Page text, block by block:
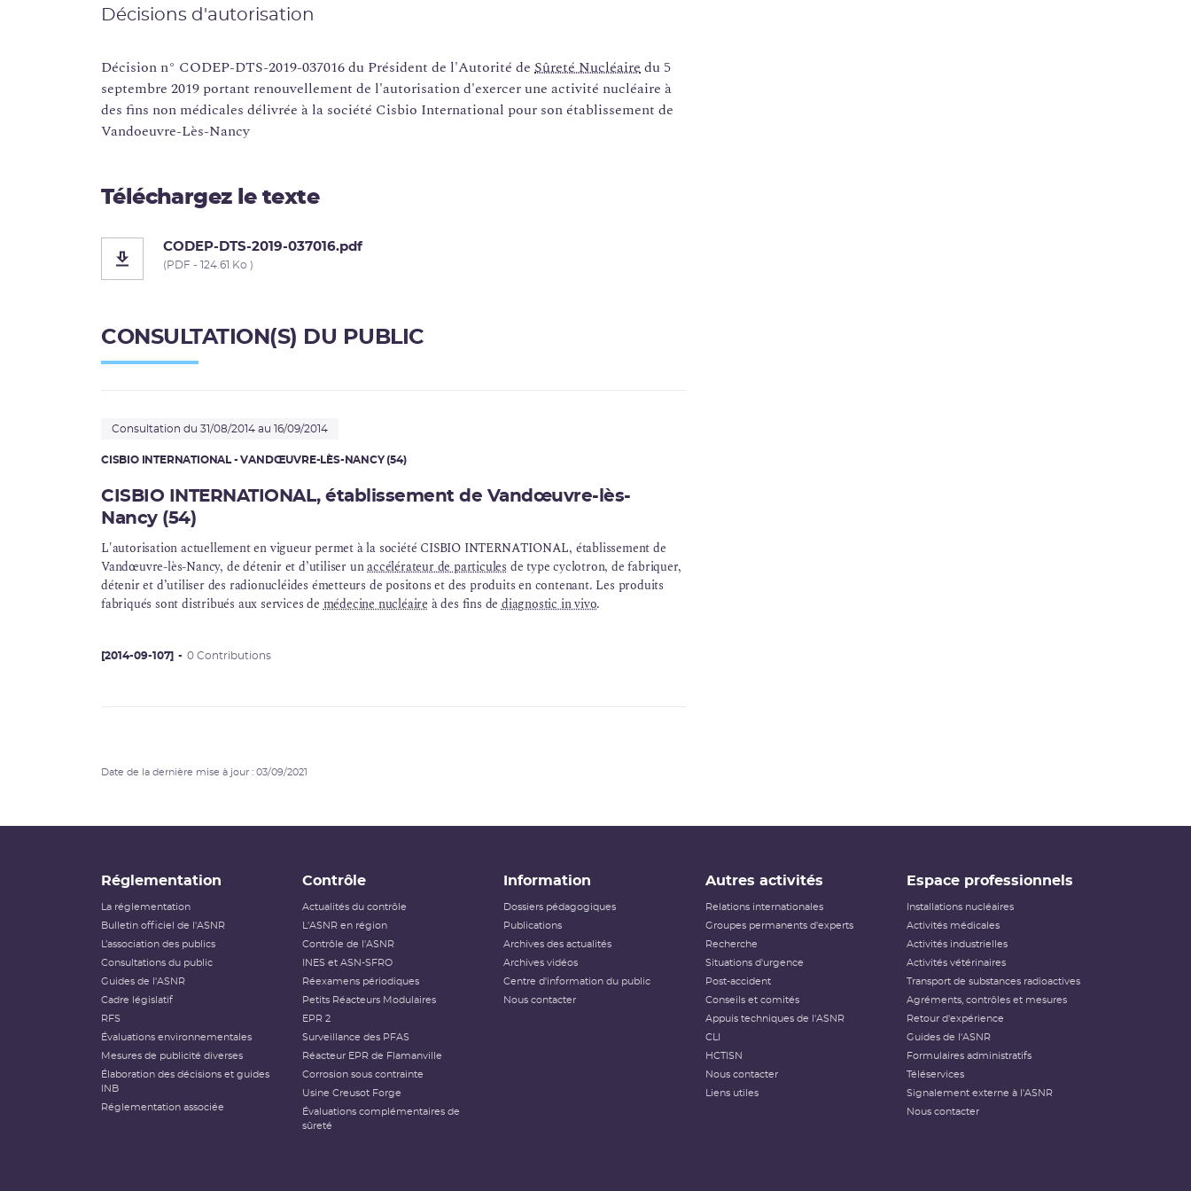
Décisions d'autorisation
Décision n° CODEP-DTS-2019-037016 du Président de l'Autorité de Sûreté Nucléairedu 5
septembre 2019 portant renouvellement de l'autorisation d'exercer une activité nucléaire à
des fins non médicales délivrée à la société Cisbio International pour son établissement de
Vandoeuvre-Lès-Nancy
Téléchargez le texte
CODEP-DTS-2019-037016.pdf
(PDF - 124.61 Ko )
CONSULTATION(S) DU PUBLIC
Consultation du 31/08/2014 au 16/09/2014
CISBIO INTERNATIONAL - VANDŒUVRE-LÈS-NANCY (54)
CISBIO INTERNATIONAL, établissement de Vandœuvre-lès-
Nancy (54)
L'autorisation actuellement en vigueur permet à la société CISBIO INTERNATIONAL, établissement de
Vandœuvre-lès-Nancy, de détenir et d’utiliser unaccélérateur de particules de type cyclotron, de fabriquer,
détenir et d’utiliser des radionucléides émetteurs de positons et des produits en contenant. Les produits
fabriqués sont distribués aux services demédecine nucléaire à des fins dediagnostic in vivo.
[2014-09-107] 0 Contributions
Date de la dernière mise à jour : 03/09/2021
Réglementation
La réglementation
Bulletin officiel de l'ASNR
L’association des publics
Consultations du public
Guides de l'ASNR
Cadre législatif
RFS
Évaluations environnementales
Mesures de publicité diverses
Élaboration des décisions et guides
INB
Réglementation associée
Contrôle
Actualités du contrôle
L'ASNR en région
Contrôle de l'ASNR
INES et ASN-SFRO
Réexamens périodiques
Petits Réacteurs Modulaires
EPR 2
Surveillance des PFAS
Réacteur EPR de Flamanville
Corrosion sous contrainte
Usine Creusot Forge
Évaluations complémentaires de
sûreté
Information
Dossiers pédagogiques
Publications
Archives des actualités
Archives vidéos
Centre d'information du public
Nous contacter
Autres activités
Relations internationales
Groupes permanents d'experts
Recherche
Situations d'urgence
Post-accident
Conseils et comités
Appuis techniques de l'ASNR
CLI
HCTISN
Nous contacter
Liens utiles
Espace professionnels
Installations nucléaires
Activités médicales
Activités industrielles
Activités vétérinaires
Transport de substances radioactives
Agréments, contrôles et mesures
Retour d'expérience
Guides de l'ASNR
Formulaires administratifs
Téléservices
Signalement externe à l'ASNR
Nous contacter